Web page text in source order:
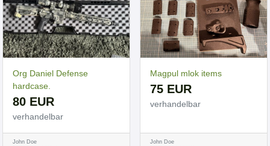
Org Daniel Defense
hardcase.
80 EUR
verhandelbar
John Doe
Magpul mlok items
75 EUR
verhandelbar
John Doe